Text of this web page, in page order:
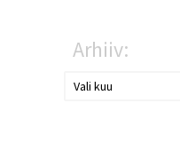
Arhiiv: